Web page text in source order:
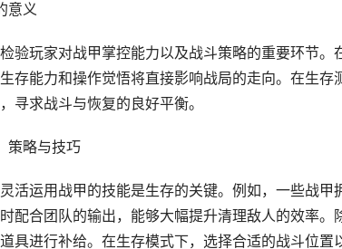
意义
验玩家对战甲掌控能力以及战斗策略的重要环节
存能力和操作觉悟将直接影响战局的走向。在生
寻求战斗与恢复的良好平衡。
策略与技巧
活运用战甲的技能是生存的关键。例如，一些战
配合团队的输出，能够大幅提升清理敌人的效率。
具进行补给。在生存模式下，选择合适的战斗位